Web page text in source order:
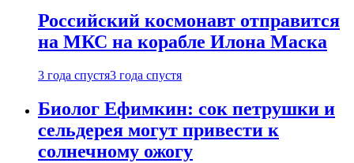
Российский космонавт отправится
на МКС на корабле Илона Маска
3 года спустя3 года спустя
Биолог Ефимкин: сок петрушки и
сельдерея могут привести к
солнечному ожогу